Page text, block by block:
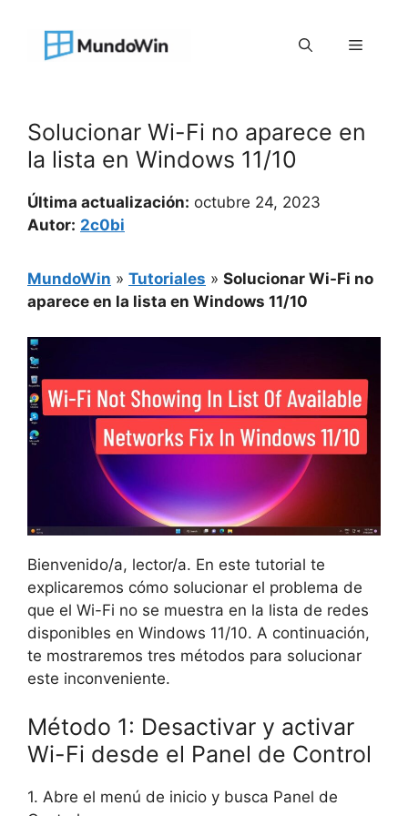
contenido
Menú
Solucionar Wi-Fi no aparece en
la lista en Windows 11/10
Última actualización: octubre 24, 2023
Autor: 2c0bi
MundoWin » Tutoriales » Solucionar Wi-Fi no
aparece en la lista en Windows 11/10
Bienvenido/a, lector/a. En este tutorial te
explicaremos cómo solucionar el problema de
que el Wi-Fi no se muestra en la lista de redes
disponibles en Windows 11/10. A continuación,
te mostraremos tres métodos para solucionar
este inconveniente.
Método 1: Desactivar y activar
Wi-Fi desde el Panel de Control
1. Abre el menú de inicio y busca Panel de